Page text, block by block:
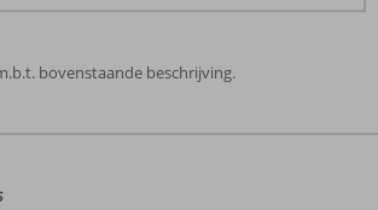
bovenstaande beschrijving.